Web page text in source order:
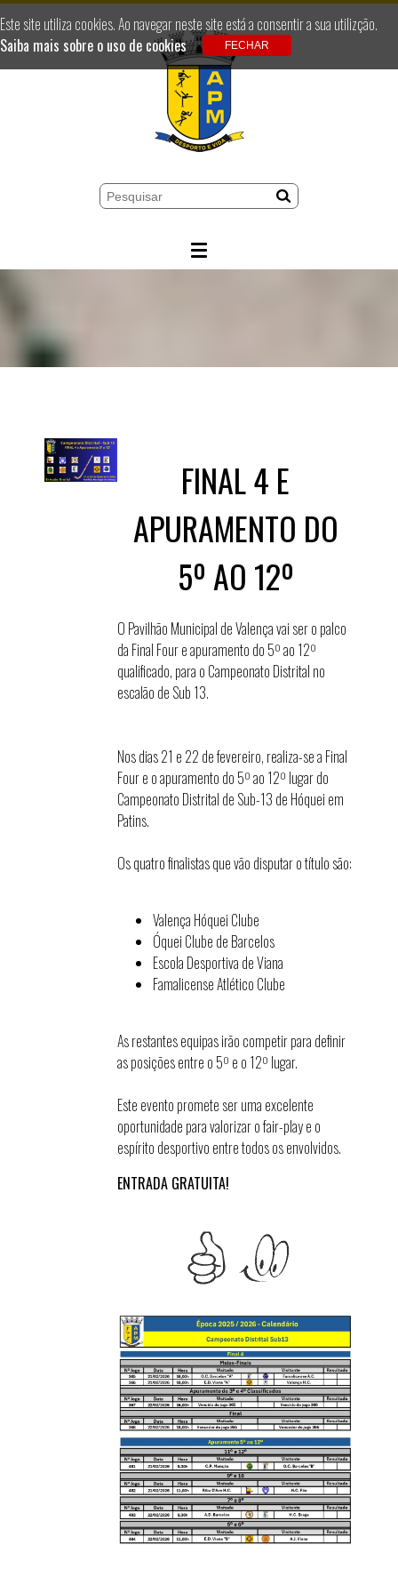
FINAL 4 E
APURAMENTO DO
5º AO 12º
O Pavilhão Municipal de Valença vai ser o palco
da Final Four e apuramento do 5º ao 12º
qualificado, para o Campeonato Distrital no
escalão de Sub 13.
Nos dias 21 e 22 de fevereiro, realiza-se a Final
Four e o apuramento do 5º ao 12º lugar do
Campeonato Distrital de Sub-13 de Hóquei em
Patins.
Os quatro finalistas que vão disputar o título são:
Valença Hóquei Clube
Óquei Clube de Barcelos
Escola Desportiva de Viana
Famalicense Atlético Clube
As restantes equipas irão competir para definir
as posições entre o 5º e o 12º lugar.
Este evento promete ser uma excelente
oportunidade para valorizar o fair-play e o
espírito desportivo entre todos os envolvidos.
ENTRADA GRATUITA!
Este site utiliza cookies. Ao navegar neste site está a consentir a sua utilizção.
Saiba mais sobre o uso de cookies